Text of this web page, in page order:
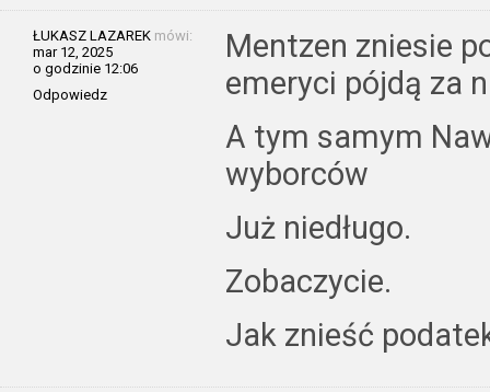
ŁUKASZ LAZAREK mówi:
mar 12, 2025
o godzinie 12:06
Odpowiedz
Mentzen zniesie
emeryci pójdą za
A tym samym
wyborców
Już niedługo.
Zobaczycie.
Jak znieść